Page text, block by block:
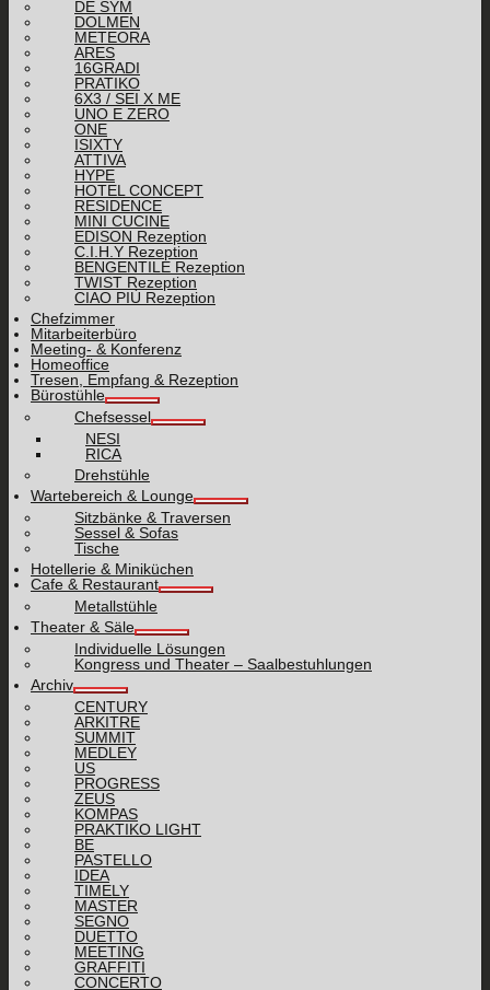
DE SYM
DOLMEN
METEORA
ARES
16GRADI
PRATIKO
6X3 / SEI X ME
UNO E ZERO
ONE
ISIXTY
ATTIVA
HYPE
HOTEL CONCEPT
RESIDENCE
MINI CUCINE
EDISON Rezeption
C.I.H.Y Rezeption
BENGENTILE Rezeption
TWIST Rezeption
CIAO PIÙ Rezeption
Chefzimmer
Mitarbeiterbüro
Meeting- & Konferenz
Homeoffice
Tresen, Empfang & Rezeption
Bürostühle
Chefsessel
NESI
RICA
Drehstühle
Wartebereich & Lounge
Sitzbänke & Traversen
Sessel & Sofas
Tische
Hotellerie & Miniküchen
Cafe & Restaurant
Metallstühle
Theater & Säle
Individuelle Lösungen
Kongress und Theater – Saalbestuhlungen
Archiv
CENTURY
ARKITRE
SUMMIT
MEDLEY
US
PROGRESS
ZEUS
KOMPAS
PRAKTIKO LIGHT
BE
PASTELLO
IDEA
TIMELY
MASTER
SEGNO
DUETTO
MEETING
GRAFFITI
CONCERTO